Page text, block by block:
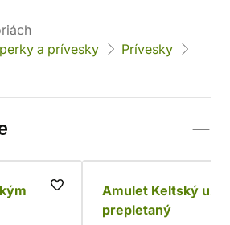
a prívesky
Prívesky
Amulet Keltský uzol
prepletaný